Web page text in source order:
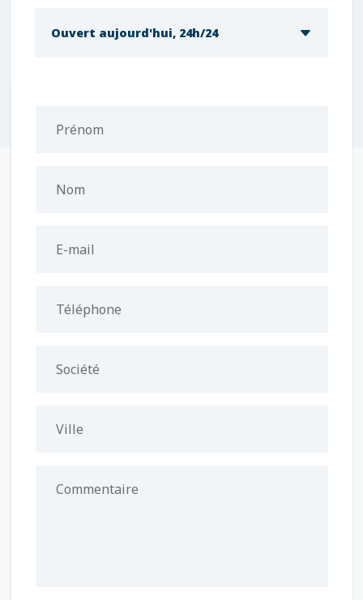
Ouvert aujourd'hui, 24h/24
Prénom
Nom
E-mail
Téléphone
Société
Ville
Commentaire